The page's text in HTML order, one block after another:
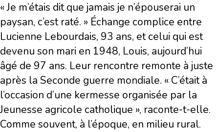
« Je m’étais dit que jamais je n’épouserai un
paysan, c’est raté. » Échange complice entre
Lucienne Lebourdais, 93 ans, et celui qui est
devenu son mari en 1948, Louis, aujourd’hui
âgé de 97 ans. Leur rencontre remonte à juste
après la Seconde guerre mondiale. « C’était à
l’occasion d’une kermesse organisée par la
Jeunesse agricole catholique », raconte-t-elle.
Comme souvent, à l’époque, en milieu rural.